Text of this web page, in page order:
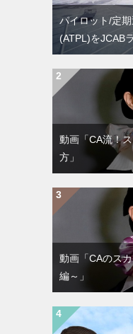
パイロット/定
(ATPL)をJCAB
動画「CA流！
方」
動画「CAのス
編～」